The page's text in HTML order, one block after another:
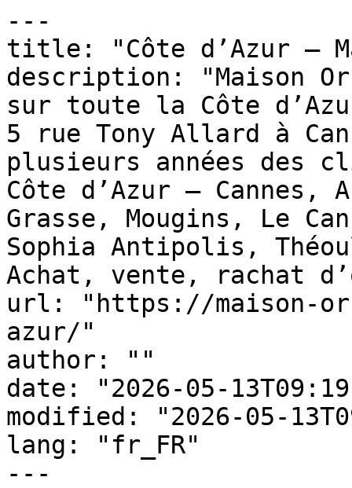
---
title: "Côte d’Azur —
description: "Maison
sur toute la Côte
5 rue Tony Allard à
plusieurs années des
Côte d’Azur — Cannes,
Grasse, Mougins, Le
Sophia Antipolis,
Achat, vente, rachat
url: "https://maison-
azur/"
author: ""
date: "2026-05-
modified: "2026-05-
lang: "fr_FR"
---